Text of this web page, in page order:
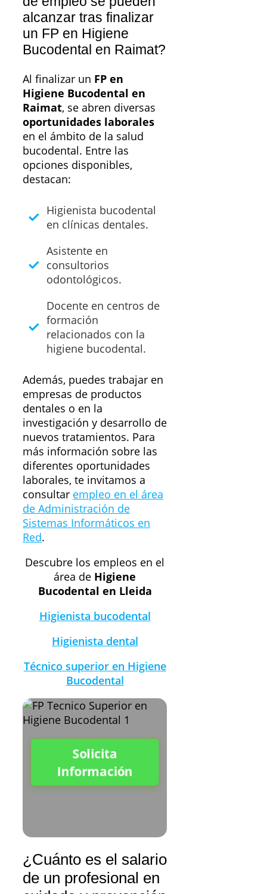
alcanzar tras finalizar
un FP en Higiene
Bucodental en Raimat?
Al finalizar un FP en
Higiene Bucodental en
Raimat, se abren diversas
oportunidades laborales
en el ámbito de la salud
bucodental. Entre las
opciones disponibles,
destacan:
Higienista bucodental
en clínicas dentales.
Asistente en
consultorios
odontológicos.
Docente en centros de
formación
relacionados con la
higiene bucodental.
Además, puedes trabajar en
empresas de productos
dentales o en la
investigación y desarrollo de
nuevos tratamientos. Para
más información sobre las
diferentes oportunidades
laborales, te invitamos a
consultar empleo en el área
de Administración de
Sistemas Informáticos en
Red.
Descubre los empleos en el
área de Higiene
Bucodental en Lleida
Higienista bucodental
Higienista dental
Técnico superior en Higiene
Bucodental
Solicita
Información
¿Cuánto es el salario
de un profesional en